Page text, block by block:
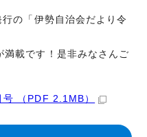
の「伊勢自治会だより令
載です！是非みなさんご
（PDF 2.1MB）